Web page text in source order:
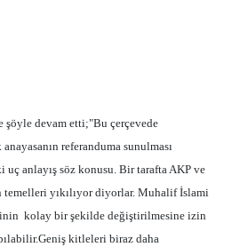
şöyle devam etti;"Bu çerçevede
referanduma sunulması
uç anlayış söz konusu. Bir tarafta AKP ve
yıkılıyor diyorlar. Muhalif İslami
kolay bir şekilde değiştirilmesine izin
kitleleri biraz daha